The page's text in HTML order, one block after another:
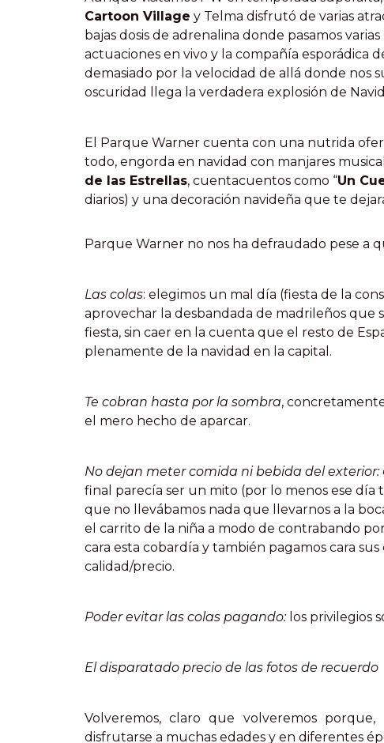
Cartoon Village y Telma disfrutó de varias
bajas dosis de adrenalina donde pasamos
actuaciones en vivo y la compañía esporádica
demasiado por la velocidad de allá donde nos
oscuridad llega la verdadera explosión de
El Parque Warner cuenta con una nutrida
todo, engorda en navidad con manjares
de las Estrellas, cuentacuentos como “Un
diarios) y una decoración navideña que te
Parque Warner no nos ha defraudado pese a
Las colas: elegimos un mal día (fiesta de la
aprovechar la desbandada de madrileños que
fiesta, sin caer en la cuenta que el resto de
plenamente de la navidad en la capital.
Te cobran hasta por la sombra,
el mero hecho de aparcar.
No dejan meter comida ni bebida del exterior:
final parecía ser un mito (por lo menos ese
que no llevábamos nada que llevarnos a la
el carrito de la niña a modo de contrabando
cara esta cobardía y también pagamos cara
calidad/precio.
Poder evitar las colas pagando:los privilegios
El disparatado precio de las fotos de recuerdo
Volveremos, claro que volveremos
disfrutarse a muchas edades y en diferentes